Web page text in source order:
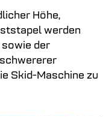
Höhe,
werden
der
Skid-Maschine zu